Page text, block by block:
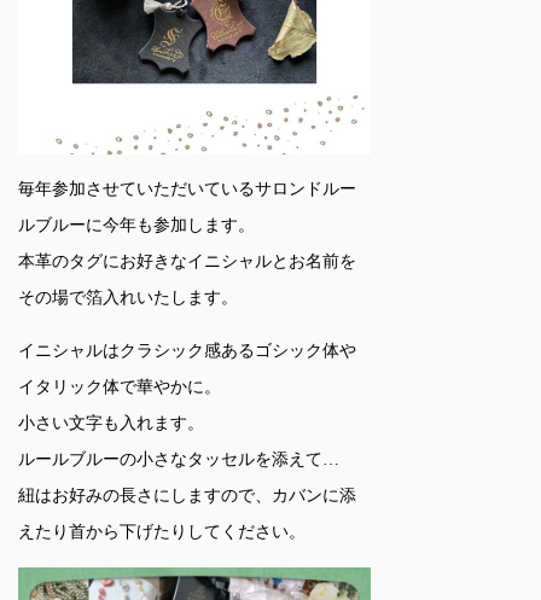
毎年参加させていただいているサロンドルー
ルブルーに今年も参加します。
本革のタグにお好きなイニシャルとお名前を
その場で箔入れいたします。
イニシャルはクラシック感あるゴシック体や
イタリック体で華やかに。
小さい文字も入れます。
ルールブルーの小さなタッセルを添えて…
紐はお好みの長さにしますので、カバンに添
えたり首から下げたりしてください。